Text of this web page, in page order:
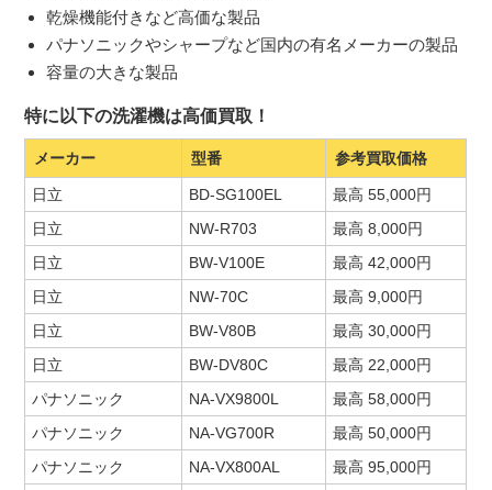
乾燥機能付きなど高価な製品
パナソニックやシャープなど国内の有名メーカーの製品
容量の大きな製品
特に以下の洗濯機は高価買取！
メーカー 型番 参考買取価格
日立 BD-SG100EL
最高 55,000円
日立
NW-R703
最高 8,000円
日立
BW-V100E
最高 42,000円
日立
NW-70C
最高 9,000円
日立
BW-V80B
最高 30,000円
日立
BW-DV80C
最高 22,000円
パナソニック
NA-VX9800L
最高 58,000円
パナソニック
NA-VG700R
最高 50,000円
パナソニック
NA-VX800AL
最高 95,000円